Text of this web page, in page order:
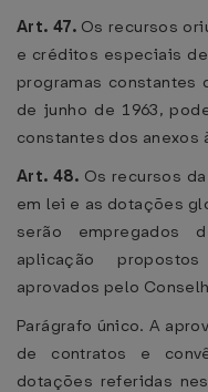
Art. 47. Os recursos
e créditos especiais
programas constantes
de junho de 1963,
constantes dos anexos
Art. 48. Os recursos
em lei e as dotações
serão empregados
aplicação
aprovados pelo
Parágrafo único. A
de contratos e
dotações referidas